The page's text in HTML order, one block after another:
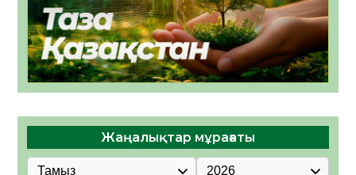
Жаңалықтар мұрағаты